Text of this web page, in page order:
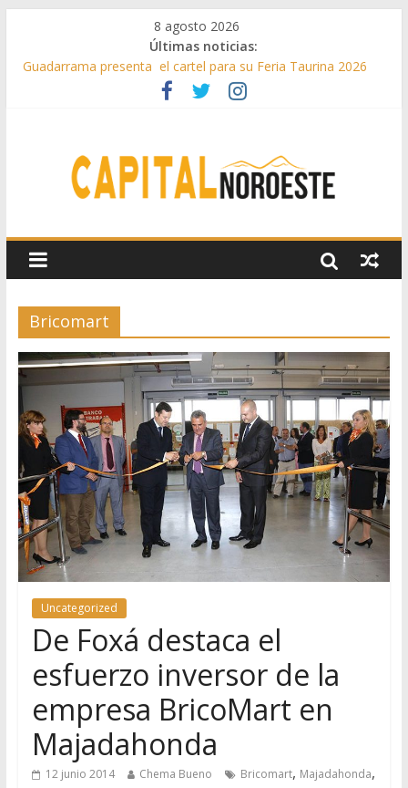
8 agosto 2026
Últimas noticias:
Guadarrama presenta el cartel para su Feria Taurina 2026
Hey Kid e Inazio en ‘La Gran Noche del Indie’ de las fiestas
Boadilla destinó más de 11 millones de euros a ayudas y
beneficios fiscales en 2025
Bricomart
Uncategorized
De Foxá destaca el
esfuerzo inversor de la
empresa BricoMart en
Majadahonda
12 junio 2014 Chema Bueno Bricomart, Majadahonda,